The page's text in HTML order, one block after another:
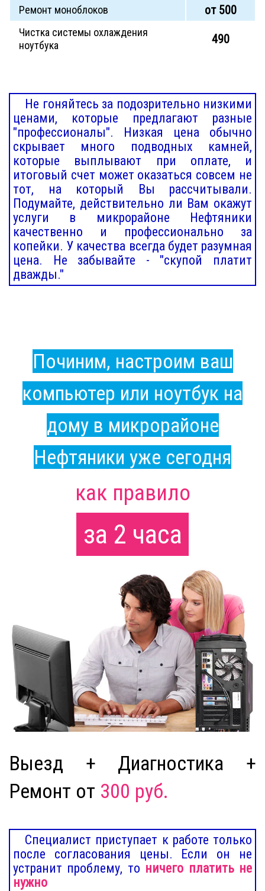
Ремонт моноблоков от 500
Чистка системы охлаждения
ноутбука
490
Не гоняйтесь за подозрительно низкими
ценами, которые предлагают разные
"профессионалы". Низкая цена обычно
скрывает много подводных камней,
которые выплывают при оплате, и
итоговый счет может оказаться совсем не
тот, на который Вы рассчитывали.
Подумайте, действительно ли Вам окажут
услуги в микрорайоне Нефтяники
качественно и профессионально за
копейки. У качества всегда будет разумная
цена. Не забывайте - "скупой платит
дважды."
Починим, настроим ваш
компьютер или ноутбук на
дому в микрорайоне
Нефтяники уже сегодня
как правило
за 2 часа
Выезд + Диагностика +
Ремонт от 300 руб.
Специалист приступает к работе только
после согласования цены. Если он не
устранит проблему, то ничего платить не
нужно